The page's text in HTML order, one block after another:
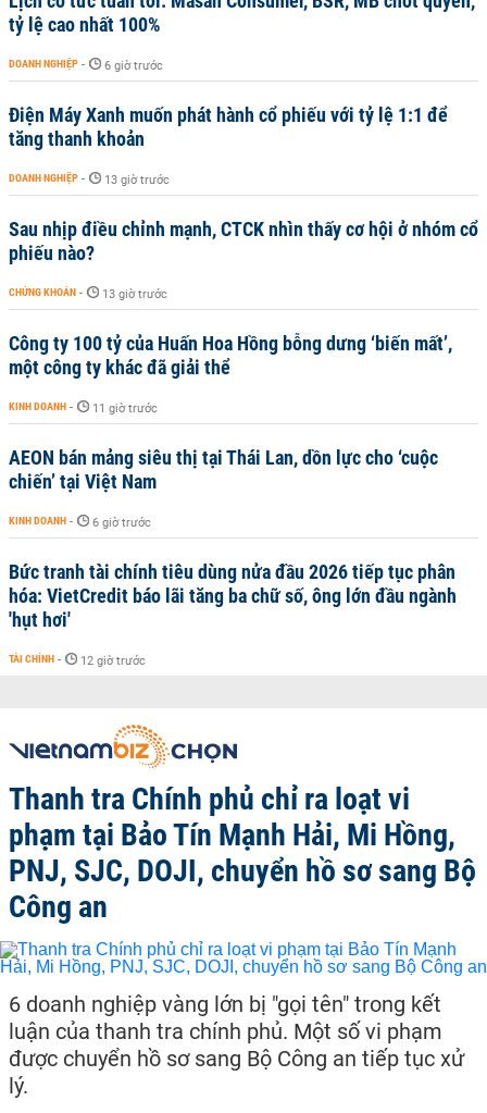
tỷ lệ cao nhất 100%
DOANH NGHIỆP - 6 giờ trước
Điện Máy Xanh muốn phát hành cổ phiếu với tỷ lệ 1:1 để
tăng thanh khoản
DOANH NGHIỆP - 13 giờ trước
Sau nhịp điều chỉnh mạnh, CTCK nhìn thấy cơ hội ở nhóm cổ
phiếu nào?
CHỨNG KHOÁN - 13 giờ trước
Công ty 100 tỷ của Huấn Hoa Hồng bỗng dưng ‘biến mất’,
một công ty khác đã giải thể
KINH DOANH - 11 giờ trước
AEON bán mảng siêu thị tại Thái Lan, dồn lực cho ‘cuộc
chiến’ tại Việt Nam
KINH DOANH - 6 giờ trước
Bức tranh tài chính tiêu dùng nửa đầu 2026 tiếp tục phân
hóa: VietCredit báo lãi tăng ba chữ số, ông lớn đầu ngành
'hụt hơi'
TÀI CHÍNH - 12 giờ trước
Thanh tra Chính phủ chỉ ra loạt vi
phạm tại Bảo Tín Mạnh Hải, Mi Hồng,
PNJ, SJC, DOJI, chuyển hồ sơ sang Bộ
Công an
6 doanh nghiệp vàng lớn bị "gọi tên" trong kết
luận của thanh tra chính phủ. Một số vi phạm
được chuyển hồ sơ sang Bộ Công an tiếp tục xử
lý.